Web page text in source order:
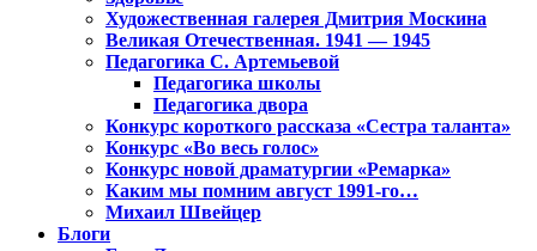
Художественная галерея Дмитрия Москина
Великая Отечественная. 1941 — 1945
Педагогика С. Артемьевой
Педагогика школы
Педагогика двора
Конкурс короткого рассказа «Сестра таланта»
Конкурс «Во весь голос»
Конкурс новой драматургии «Ремарка»
Каким мы помним август 1991-го…
Михаил Швейцер
Блоги